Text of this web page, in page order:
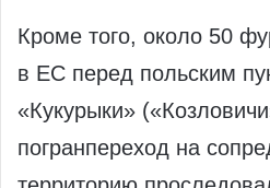
Кроме того, около 50
в ЕС перед польским
«Кукурыки»
погранпереход на